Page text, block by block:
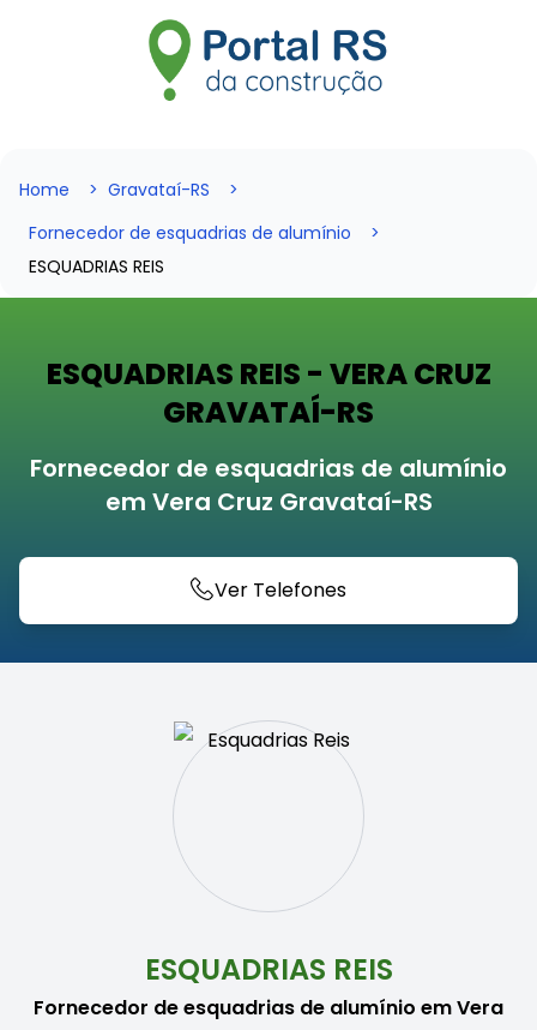
Home
Gravataí-RS
Fornecedor de esquadrias de alumínio
ESQUADRIAS REIS
ESQUADRIAS REIS - VERA CRUZ
GRAVATAÍ-RS
Fornecedor de esquadrias de alumínio
em Vera Cruz Gravataí-RS
Ver Telefones
ESQUADRIAS REIS
Fornecedor de esquadrias de alumínio em Vera